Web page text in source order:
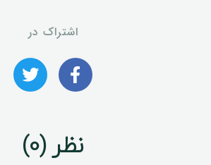
اشتراک در
نظر (0)